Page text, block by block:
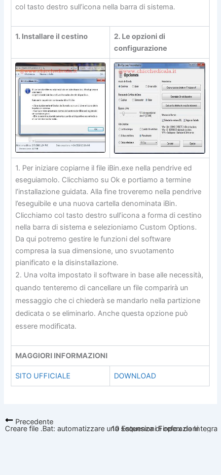
col tasto destro sull’icona nella barra di sistema.
1. Installare il cestino
2. Le opzioni di
configurazione
1. Per iniziare copiarne il file iBin.exe nella pendrive ed
eseguiamolo. Clicchiamo su Ok e portiamo a termine
l’installazione guidata. Alla fine troveremo nella pendrive
l’eseguibile e una nuova cartella denominata iBin.
Clicchiamo col tasto destro sull’icona a forma di cestino
nella barra di sistema e selezioniamo Custom Options.
Da qui potremo gestire le funzioni del software
compresa la sua dimensione, uno svuotamento
pianificato e la disinstallazione.
2. Una volta impostato il software in base alle necessità,
quando tenteremo di cancellare un file comparirà un
messaggio che ci chiederà se mandarlo nella partizione
dedicata o se eliminarlo. Anche questa opzione può
essere modificata.
MAGGIORI INFORMAZIONI
SITO UFFICIALE DOWNLOAD
Precedente
Creare file .Bat: automatizzare una sequenza di operazioni
10 Estensioni Firefox da